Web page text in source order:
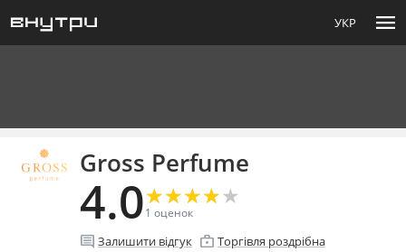
УКР menu
Gross Perfume
4.0★
★★
★★
★★
★★
★
1 оценок
comment Залишити відгук enterprise Торгівля роздрібна